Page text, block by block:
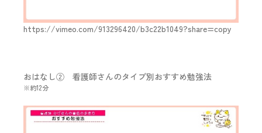
https://vimeo.com/913296420/b3c22b1049?share=copy
おはなし② 看護師さんのタイプ別おすすめ勉強法
※約12分